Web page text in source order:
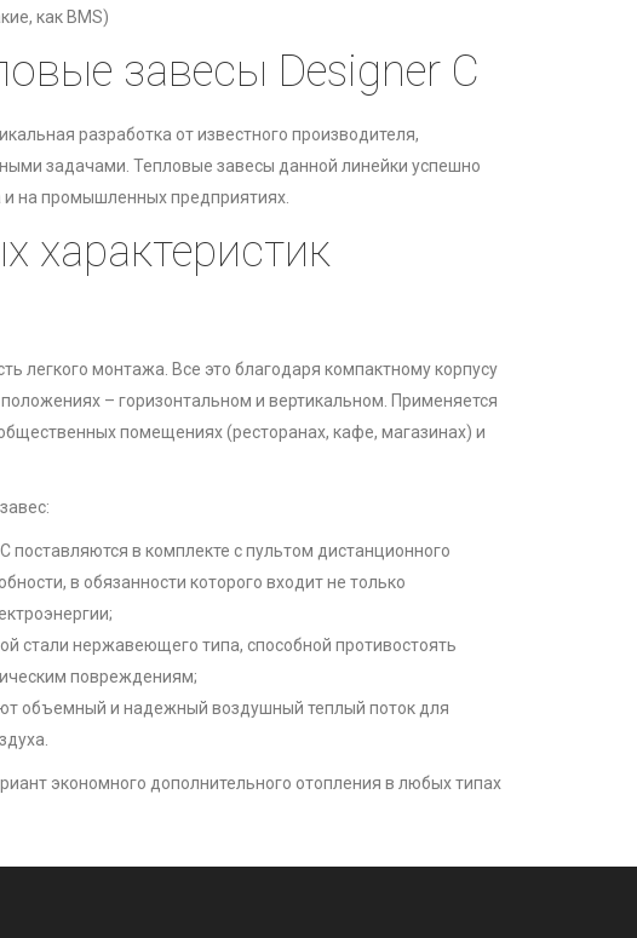
как BMS)
завесы Designer C
разработка от известного производителя,
задачами. Тепловые завесы данной линейки успешно
и на промышленных предприятиях.
характеристик
легкого монтажа. Все это благодаря компактному корпусу
– горизонтальном и вертикальном. Применяется
помещениях (ресторанах, кафе, магазинах) и
в комплекте с пультом дистанционного
в обязанности которого входит не только
стали нержавеющего типа, способной противостоять
повреждениям;
объемный и надежный воздушный теплый поток для
экономного дополнительного отопления в любых типах